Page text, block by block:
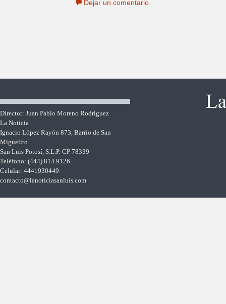
Dejar un comentario
Director: Juan Pablo Moreno Rodríguez
La Noticia
Ignacio López Rayón 873, Barrio de San
Miguelito
San Luis Potosí, S.L.P. CP 78339
Teléfono: (444) 814 9126
Celular: 4441930449
contacto@lanoticiasanluis.com